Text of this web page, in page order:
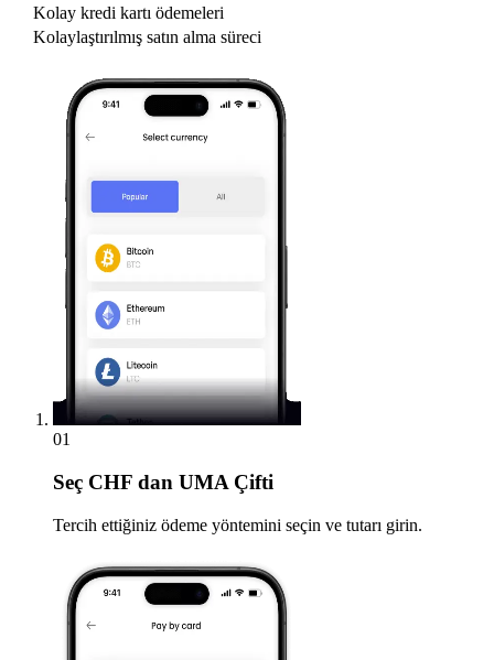
Kolay kredi kartı ödemeleri
Kolaylaştırılmış satın alma süreci
01
Seç CHF dan UMA Çifti
Tercih ettiğiniz ödeme yöntemini seçin ve tutarı girin.